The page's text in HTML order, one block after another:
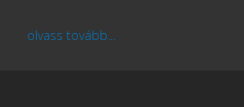
olvass tovább...